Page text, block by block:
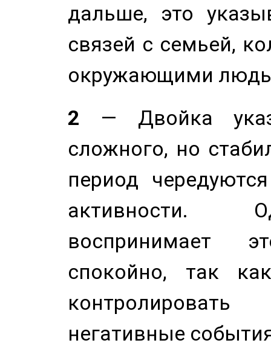
дальше, это
связей с семьей,
окружающими
2 — Двойка
сложного, но
период
активности.
воспринимает
спокойно, так
негативные